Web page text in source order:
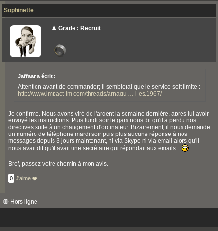
Sophinette
♟️ Grade : Recruit
Jaffaar a écrit :
Attention avant de commander; il semblerai que le service soit limite :
http://www.impact-im.com/threads/arnaqu … l-es.1967/
Je confirme. Nous avons viré de l'argent la semaine dernière, après lui avoir
envoyé les instructions. Puis lundi soir le gars nous dit qu'il a perdu nos
directives suite à un changement d'ordinateur. Bizarrement, il nous demande
un numéro de téléphone mardi soir puis plus aucune réponse à nos
messages depuis 3 jours maintenant, ni via Skype ni via email alors qu'il
nous avait dit qu'il avait une secrétaire qui répondait aux emails...
Bref, passez votre chemin à mon avis.
0 J'aime ❤️
🔴 Hors ligne